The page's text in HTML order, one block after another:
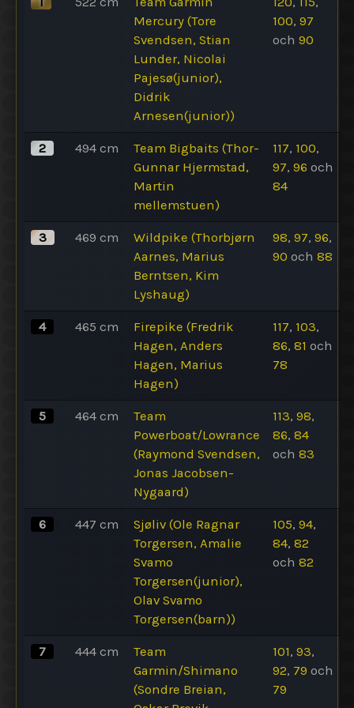
Mercury (Tore
Svendsen, Stian
Lunder, Nicolai
Pajesø(junior),
Didrik
Arnesen(junior))
100, 97
och 90
2 494 cm
Team Bigbaits (Thor-
Gunnar Hjermstad,
Martin
mellemstuen)
117, 100,
97, 96 och
84
3 469 cm
Wildpike (Thorbjørn
Aarnes, Marius
Berntsen, Kim
Lyshaug)
98, 97, 96,
90 och 88
4 465 cm
Firepike (Fredrik
Hagen, Anders
Hagen, Marius
Hagen)
117, 103,
86, 81 och
78
5 464 cm
Team
Powerboat/Lowrance
(Raymond Svendsen,
Jonas Jacobsen-
Nygaard)
113, 98,
86, 84
och 83
6 447 cm
Sjøliv (Ole Ragnar
Torgersen, Amalie
Svamo
Torgersen(junior),
Olav Svamo
Torgersen(barn))
105, 94,
84, 82
och 82
7 444 cm
Team
Garmin/Shimano
(Sondre Breian,
101, 93,
92, 79 och
79